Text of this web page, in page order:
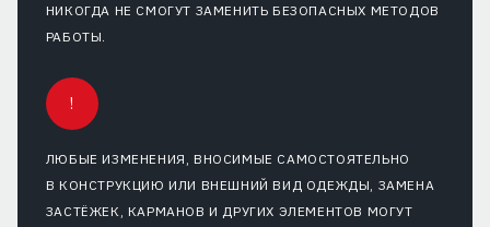
НИКОГДА НЕ СМОГУТ ЗАМЕНИТЬ БЕЗОПАСНЫХ МЕТОДОВ
РАБОТЫ.
!
ЛЮБЫЕ ИЗМЕНЕНИЯ, ВНОСИМЫЕ САМОСТОЯТЕЛЬНО
В КОНСТРУКЦИЮ ИЛИ ВНЕШНИЙ ВИД ОДЕЖДЫ, ЗАМЕНА
ЗАСТЁЖЕК, КАРМАНОВ И ДРУГИХ ЭЛЕМЕНТОВ МОГУТ